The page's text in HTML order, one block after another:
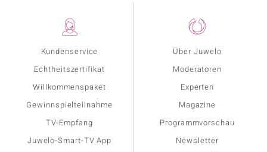
Kundenservice
Echtheitszertifikat
Willkommenspaket
Gewinnspielteilnahme
TV-Empfang
Juwelo-Smart-TV App
Über Juwelo
Moderatoren
Experten
Magazine
Programmvorschau
Newsletter